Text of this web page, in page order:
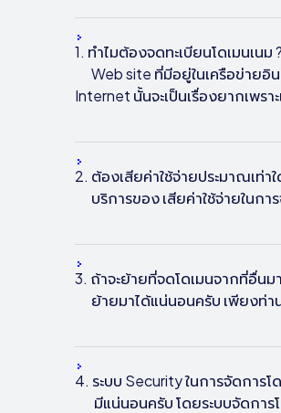
1. ทำไมต้องจดทะเบียนโดเมนเนม ?
Web site ที่มีอยู่ในเครือข่ายอิน
Internet นั้นจะเป็นเรื่องยากเพร
2. ต้องเสียค่าใช้จ่ายประมาณเท่า
บริการของเสียค่าใช้จ่ายในก
3. ถ้าจะย้ายที่จดโดเมนจากที่อื่น
ย้ายมาได้แน่นอนครับ เพียงท่าน
4. ระบบ Security ในการจัดการโ
มีแน่นอนครับ โดยระบบจัดการโ